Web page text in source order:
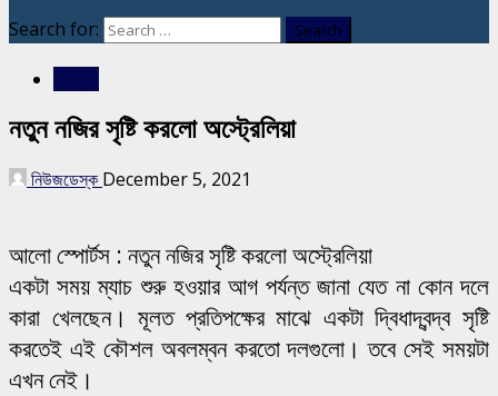
Search for:
নতুন নজির সৃষ্টি করলো অস্ট্রেলিয়া
নিউজডেস্ক December 5, 2021
আলো স্পোর্টস : নতুন নজির সৃষ্টি করলো অস্ট্রেলিয়া
একটা সময় ম্যাচ শুরু হওয়ার আগ পর্যন্ত জানা যেত না কোন দলে
কারা খেলছেন। মূলত প্রতিপক্ষের মাঝে একটা দ্বিধাদ্বন্দ্ব সৃষ্টি
করতেই এই কৌশল অবলম্বন করতো দলগুলো। তবে সেই সময়টা
এখন নেই।